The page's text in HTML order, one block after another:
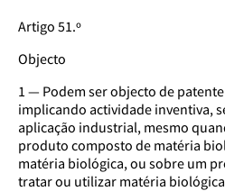
Artigo 51.º
Objecto
1 — Podem ser objecto de
implicando actividade inventiva,
aplicação industrial, mesmo
produto composto de matéria
matéria biológica, ou sobre um
tratar ou utilizar matéria